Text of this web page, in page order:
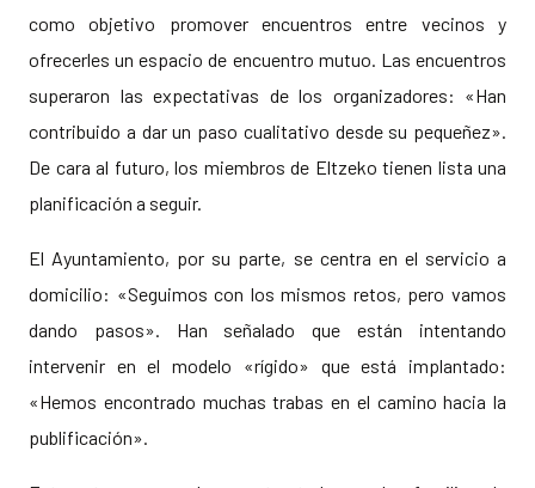
como objetivo promover encuentros entre vecinos y
ofrecerles un espacio de encuentro mutuo. Las encuentros
superaron las expectativas de los organizadores: «Han
contribuido a dar un paso cualitativo desde su pequeñez».
De cara al futuro, los miembros de Eltzeko tienen lista una
planificación a seguir.
El Ayuntamiento, por su parte, se centra en el servicio a
domicilio: «Seguimos con los mismos retos, pero vamos
dando pasos». Han señalado que están intentando
intervenir en el modelo «rígido» que está implantado:
«Hemos encontrado muchas trabas en el camino hacia la
publificación».